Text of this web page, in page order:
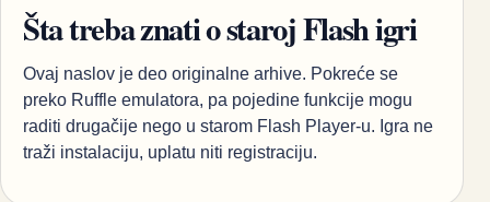
Šta treba znati o staroj Flash igri
Ovaj naslov je deo originalne arhive. Pokreće se
preko Ruffle emulatora, pa pojedine funkcije mogu
raditi drugačije nego u starom Flash Player-u. Igra ne
traži instalaciju, uplatu niti registraciju.